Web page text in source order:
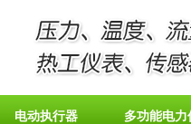
电动执行器 多功能电力